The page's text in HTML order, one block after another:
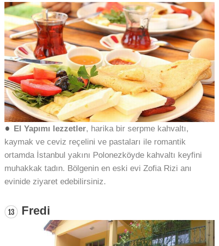
El Yapımı lezzetler, harika bir serpme kahvaltı,
kaymak ve ceviz reçelini ve pastaları ile romantik
ortamda İstanbul yakını Polonezköyde kahvaltı keyfini
muhakkak tadın. Bölgenin en eski evi Zofia Rizi anı
evinide ziyaret edebilirsiniz.
Fredi